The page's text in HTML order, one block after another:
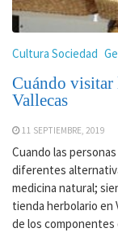
Cultura Sociedad
Cuándo visitar
Vallecas
11 SEPTIEMBRE, 2019
Cuando las
diferentes
medicina natural;
tienda herbolario en
de los componentes